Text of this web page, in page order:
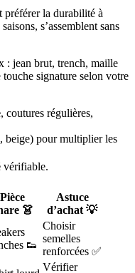
préférer la durabilité à
s’assemblent sans
: jean brut, trench, maille
signature selon votre
, coutures régulières,
beige) pour multiplier les
vérifiable.
Pièce
👗
Astuce
d’achat 💡
👟
Choisir
semelles
renforcées ✅
Vérifier